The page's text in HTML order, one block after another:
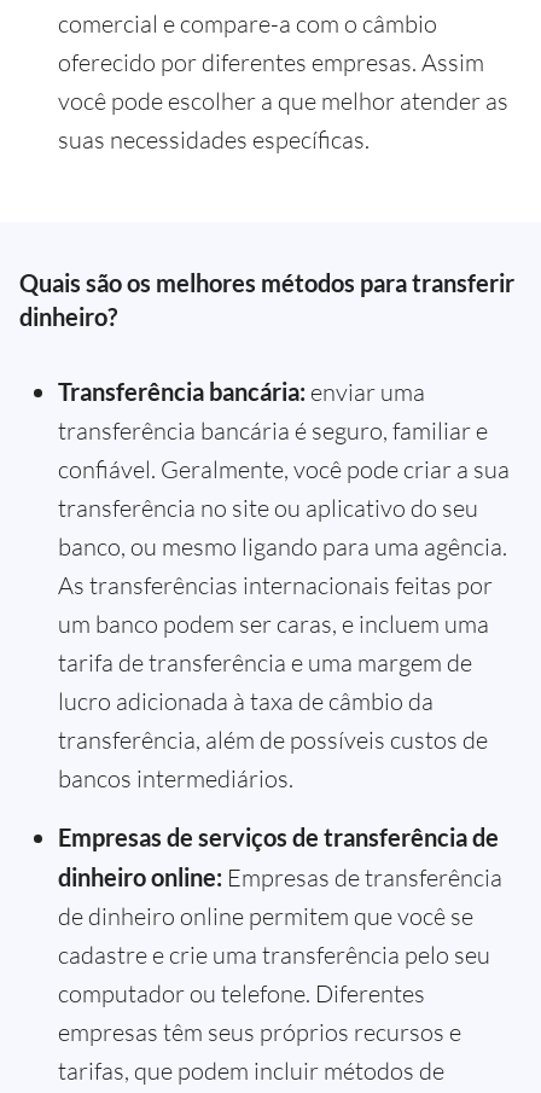
comercial e compare-a com o câmbio
oferecido por diferentes empresas. Assim
você pode escolher a que melhor atender as
suas necessidades específicas.
Quais são os melhores métodos para transferir
dinheiro?
Transferência bancária: enviar uma
transferência bancária é seguro, familiar e
confiável. Geralmente, você pode criar a sua
transferência no site ou aplicativo do seu
banco, ou mesmo ligando para uma agência.
As transferências internacionais feitas por
um banco podem ser caras, e incluem uma
tarifa de transferência e uma margem de
lucro adicionada à taxa de câmbio da
transferência, além de possíveis custos de
bancos intermediários.
Empresas de serviços de transferência de
dinheiro online: Empresas de transferência
de dinheiro online permitem que você se
cadastre e crie uma transferência pelo seu
computador ou telefone. Diferentes
empresas têm seus próprios recursos e
tarifas, que podem incluir métodos de